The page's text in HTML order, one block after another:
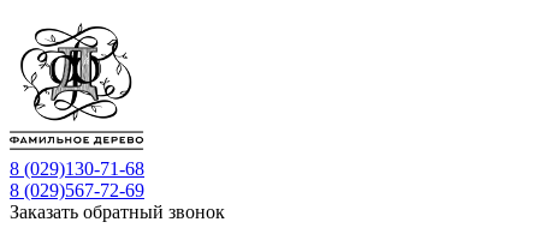
8 (029)130-71-68
8 (029)567-72-69
Заказать обратный звонок